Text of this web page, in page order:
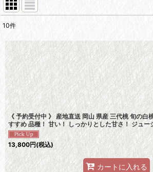
並び順:
10件
《 予約受付中 》 産地直送 岡山 県産 三代桃 旬の白
すすめ 品種！ 甘い！ しっかりとした甘さ！ ジュー
13,800円(税込)
カートに入れる